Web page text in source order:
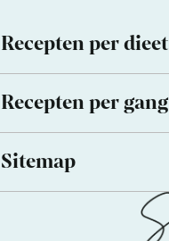
Recepten per dieet
Recepten per gang
Sitemap